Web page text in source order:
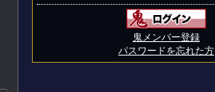
鬼メンバー登録
パスワードを忘れた方